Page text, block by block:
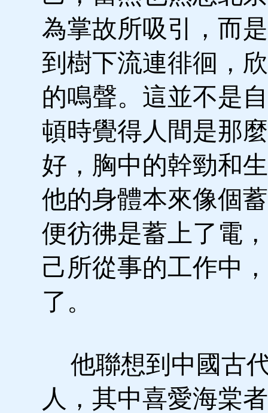
為掌故所吸引，而
到樹下流連徘徊，
的鳴聲。這並不是
頓時覺得人間是那
好，胸中的幹勁和
他的身體本來像個
便彷彿是蓄上了電
己所從事的工作中
了。
他聯想到中國古
人，其中喜愛海棠